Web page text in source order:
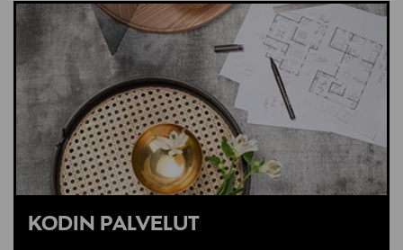
KATSO SISUSTUSVINKIT
KODIN PALVELUT